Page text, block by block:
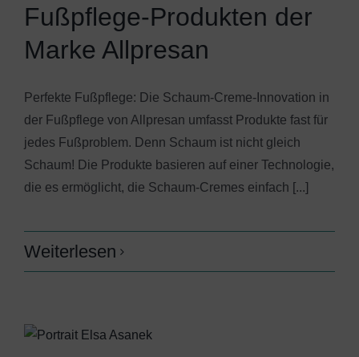
Fußpflege-Produkten der
Marke Allpresan
Perfekte Fußpflege: Die Schaum-Creme-Innovation in
der Fußpflege von Allpresan umfasst Produkte fast für
jedes Fußproblem. Denn Schaum ist nicht gleich
Schaum! Die Produkte basieren auf einer Technologie,
die es ermöglicht, die Schaum-Cremes einfach [...]
Weiterlesen